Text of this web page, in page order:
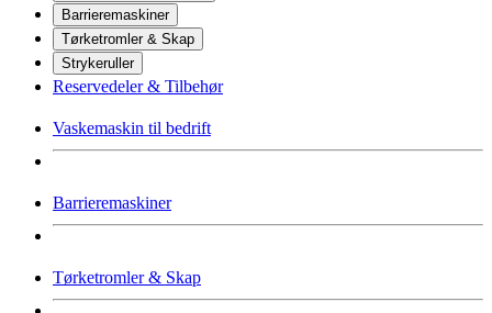
Barrieremaskiner
Tørketromler & Skap
Strykeruller
Reservedeler & Tilbehør
Vaskemaskin til bedrift
Barrieremaskiner
Tørketromler & Skap